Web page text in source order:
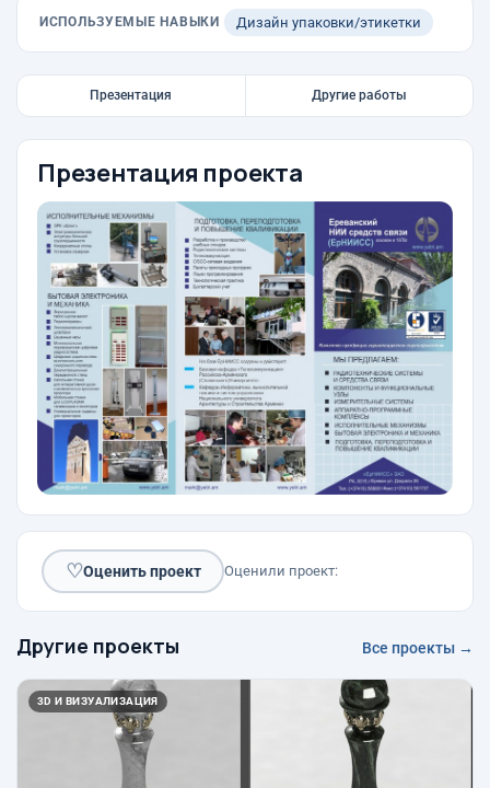
ИСПОЛЬЗУЕМЫЕ НАВЫКИ Дизайн упаковки/этикетки
Презентация Другие работы
Презентация проекта
♡Оценить проект Оценили проект:
Другие проекты Все проекты →
3D И ВИЗУАЛИЗАЦИЯ